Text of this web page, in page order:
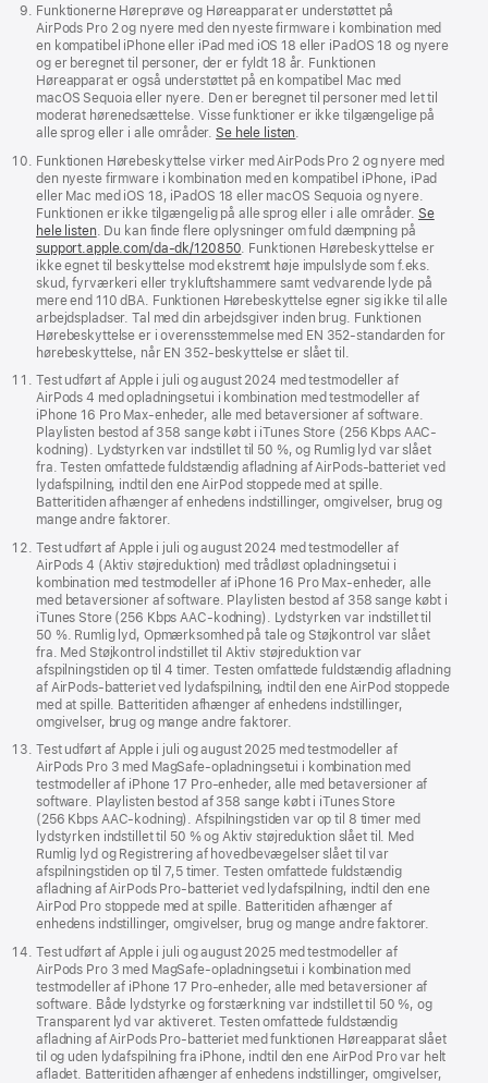
Funktionerne Høreprøve og Høreapparat er understøttet på
AirPods Pro 2 og nyere med den nyeste firmware i kombination med
en kompatibel iPhone eller iPad med iOS 18 eller iPadOS 18 og nyere
og er beregnet til personer, der er fyldt 18 år. Funktionen
Høreapparat er også understøttet på en kompatibel Mac med
macOS Sequoia eller nyere. Den er beregnet til personer med let til
moderat hørenedsættelse. Visse funktioner er ikke tilgængelige på
alle sprog eller i alle områder. Se hele listen.
Funktionen Hørebeskyttelse virker med AirPods Pro 2 og nyere med
den nyeste firmware i kombination med en kompatibel iPhone, iPad
eller Mac med iOS 18, iPadOS 18 eller macOS Sequoia og nyere.
Funktionen er ikke tilgængelig på alle sprog eller i alle områder. Se
hele listen . Du kan finde flere oplysninger om fuld dæmpning på
support.apple.com/da-dk/120850 . Funktionen Hørebeskyttelse er
ikke egnet til beskyttelse mod ekstremt høje impulslyde som f.eks.
skud, fyrværkeri eller trykluftshammere samt vedvarende lyde på
mere end 110 dBA. Funktionen Hørebeskyttelse egner sig ikke til alle
arbejdspladser. Tal med din arbejdsgiver inden brug. Funktionen
Hørebeskyttelse er i overensstemmelse med EN 352-standarden for
hørebeskyttelse, når EN 352-beskyttelse er slået til.
Test udført af Apple i juli og august 2024 med testmodeller af
AirPods 4 med opladningsetui i kombination med testmodeller af
iPhone 16 Pro Max-enheder, alle med betaversioner af software.
Playlisten bestod af 358 sange købt i iTunes Store (256 Kbps AAC-
kodning). Lydstyrken var indstillet til 50 %, og Rumlig lyd var slået
fra. Testen omfattede fuldstændig afladning af AirPods-batteriet ved
lydafspilning, indtil den ene AirPod stoppede med at spille.
Batteritiden afhænger af enhedens indstillinger, omgivelser, brug og
mange andre faktorer.
Test udført af Apple i juli og august 2024 med testmodeller af
AirPods 4 (Aktiv støjreduktion) med trådløst opladningsetui i
kombination med testmodeller af iPhone 16 Pro Max-enheder, alle
med betaversioner af software. Playlisten bestod af 358 sange købt i
iTunes Store (256 Kbps AAC-kodning). Lydstyrken var indstillet til
50 %. Rumlig lyd, Opmærksomhed på tale og Støjkontrol var slået
fra. Med Støjkontrol indstillet til Aktiv støjreduktion var
afspilningstiden op til 4 timer. Testen omfattede fuldstændig afladning
af AirPods-batteriet ved lydafspilning, indtil den ene AirPod stoppede
med at spille. Batteritiden afhænger af enhedens indstillinger,
omgivelser, brug og mange andre faktorer.
Test udført af Apple i juli og august 2025 med testmodeller af
AirPods Pro 3 med MagSafe-opladningsetui i kombination med
testmodeller af iPhone 17 Pro-enheder, alle med betaversioner af
software. Playlisten bestod af 358 sange købt i iTunes Store
(256 Kbps AAC-kodning). Afspilningstiden var op til 8 timer med
lydstyrken indstillet til 50 % og Aktiv støjreduktion slået til. Med
Rumlig lyd og Registrering af hoved­bevægelser slået til var
afspilningstiden op til 7,5 timer. Testen omfattede fuldstændig
afladning af AirPods Pro-batteriet ved lydafspilning, indtil den ene
AirPod Pro stoppede med at spille. Batteritiden afhænger af
enhedens indstillinger, omgivelser, brug og mange andre faktorer.
Test udført af Apple i juli og august 2025 med testmodeller af
AirPods Pro 3 med MagSafe-opladningsetui i kombination med
testmodeller af iPhone 17 Pro-enheder, alle med betaversioner af
software. Både lydstyrke og forstærkning var indstillet til 50 %, og
Transparent lyd var aktiveret. Testen omfattede fuldstændig
afladning af AirPods Pro-batteriet med funktionen Høreapparat slået
til og uden lydafspilning fra iPhone, indtil den ene AirPod Pro var helt
afladet. Batteritiden afhænger af enhedens indstillinger, omgivelser,